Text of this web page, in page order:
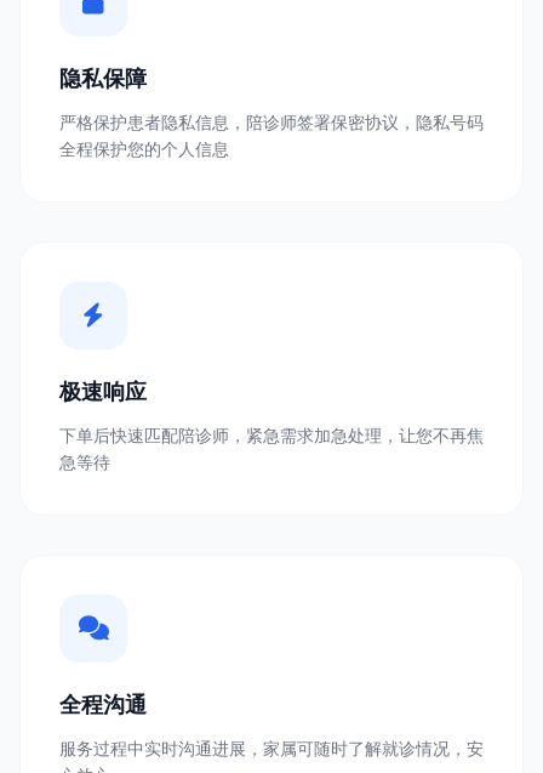
隐私保障
严格保护患者隐私信息，陪诊师签署保密协议，隐私号码
全程保护您的个人信息
极速响应
下单后快速匹配陪诊师，紧急需求加急处理，让您不再焦
急等待
全程沟通
服务过程中实时沟通进展，家属可随时了解就诊情况，安